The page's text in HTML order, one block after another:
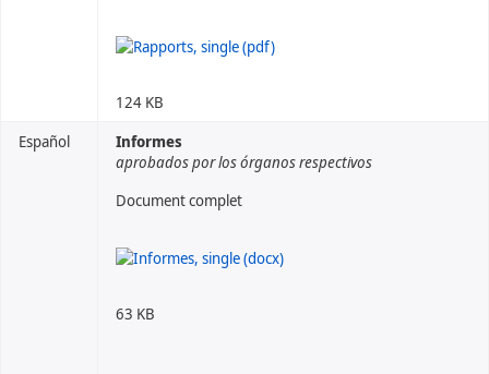
124 KB
Español
Informes
aprobados por los órganos respectivos
Document complet
63 KB